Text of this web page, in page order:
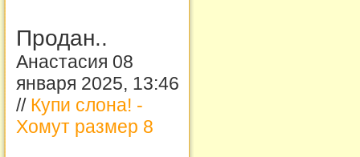
Продан..
Анастасия 08
января 2025, 13:46
// Купи слона! -
Хомут размер 8